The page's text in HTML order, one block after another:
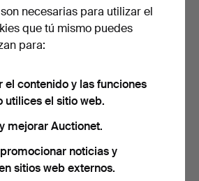
Y si cambias de opinión, puedes
y acepto los
Crear cuenta
necesarias para utilizar el
que tú mismo puedes
para:
el contenido y las funciones
utilices el sitio web.
mejorar Auctionet.
noticias y
sitios web externos.